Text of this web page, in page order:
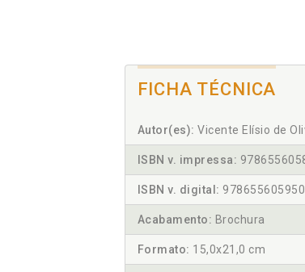
FICHA TÉCNICA
Autor(es): Vicente Elísio de
ISBN v. impressa:
ISBN v. digital:
Acabamento: Brochura
Formato: 15,0x21,0 cm